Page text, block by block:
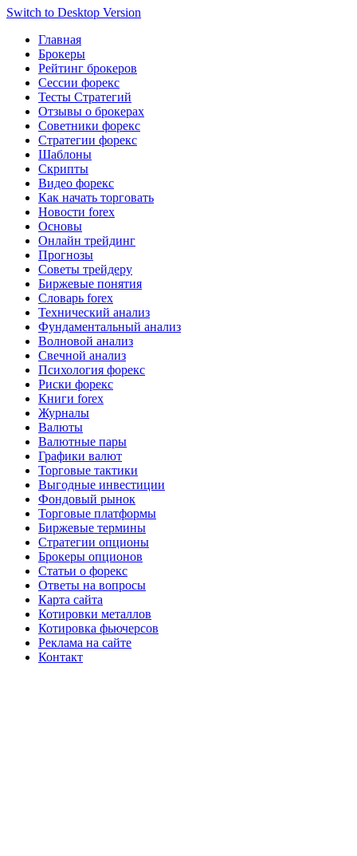
Switch to Desktop Version
Главная
Брокеры
Рейтинг брокеров
Сессии форекс
Тесты Стратегий
Отзывы о брокерах
Советники форекс
Стратегии форекс
Шаблоны
Скрипты
Видео форекс
Как начать торговать
Новости forex
Основы
Онлайн трейдинг
Прогнозы
Советы трейдеру
Биржевые понятия
Словарь forex
Технический анализ
Фундаментальный анализ
Волновой анализ
Свечной анализ
Психология форекс
Риски форекс
Книги forex
Журналы
Валюты
Валютные пары
Графики валют
Торговые тактики
Выгодные инвестиции
Фондовый рынок
Торговые платформы
Биржевые термины
Стратегии опционы
Брокеры опционов
Статьи о форекс
Ответы на вопросы
Карта сайта
Котировки металлов
Котировка фьючерсов
Реклама на сайте
Контакт